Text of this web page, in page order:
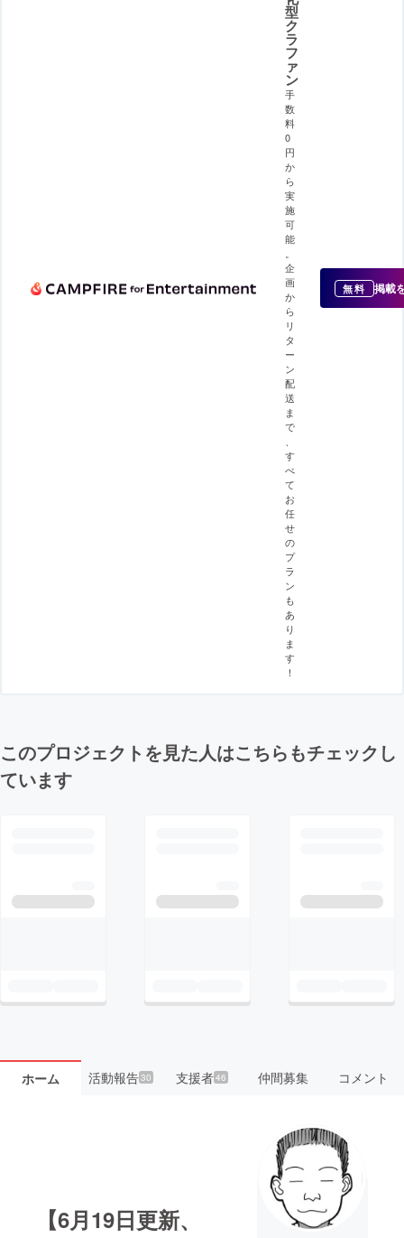
型
ク
ラ
フ
ァ
ン
手
数
料
0
円
か
ら
実
施
可
能
。
企
画
か
ら
リ
タ
ー
ン
配
送
ま
で
、
す
べ
て
お
任
せ
の
プ
ラ
ン
も
あ
り
ま
す
！
無料 掲載
このプロジェクトを見た人はこちらもチェックし
ています
ホーム 活動報告30 支援者46 仲間募集 コメント
【6月19日更新、